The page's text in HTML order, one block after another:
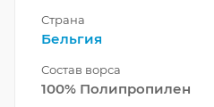
Страна
Бельгия
Состав ворса
100% Полипропилен